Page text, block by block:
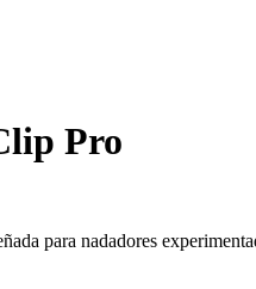
Pro
para nadadores